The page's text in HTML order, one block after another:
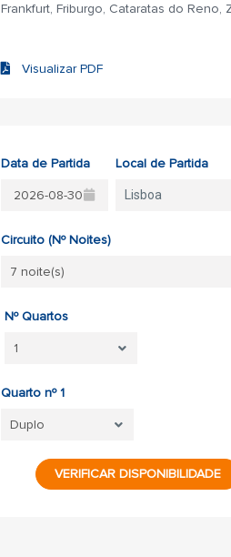
Frankfurt, Friburgo, Cataratas do Reno,
Visualizar PDF
Data de Partida Local de Partida
Lisboa
Circuito (Nº Noites)
Nº Quartos
Quarto nº 1
VERIFICAR DISPONIBILIDADE